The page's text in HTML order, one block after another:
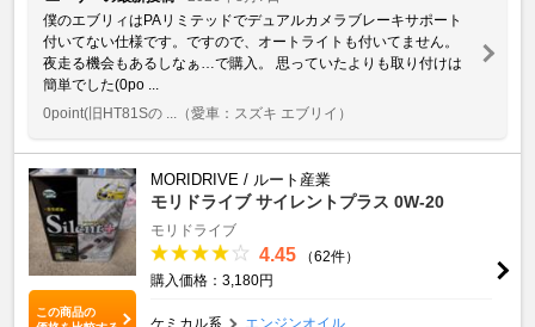
僕のエブリィはPAリミテッドでデュアルカメラブレーキサポート
付いてない仕様です。ですので、オートライトも付いてません。
夜走る機会もあるしなぁ…で購入。 思っていたよりも取り付けは
簡単でした(0po ...
0point(旧HT81Sの ...
（愛車：スズキ エブリイ）
この商品の
MORIDRIVE / ルート産業
モリドライブ サイレントプラス 0W-20
モリドライブ
4.45
（62件）
購入価格：3,180円
ケミカル系 エンジンオイル